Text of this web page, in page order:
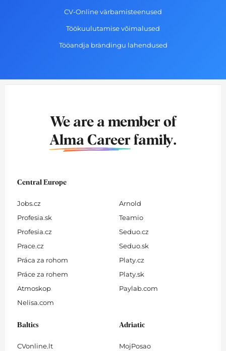
CV-Online värbamisteenused
Töökuulutamise võimalused
Tööandja brändingu lahendused
We are a member of
Alma Career family.
Central Europe
Jobs.cz
Profesia.sk
Profesia.cz
Prace.cz
Práca za rohom
Práce za rohem
Atmoskop
Nelisa.com
Arnold
Teamio
Seduo.cz
Seduo.sk
Platy.cz
Platy.sk
Paylab.com
Baltics
CVonline.lt
Adriatic
MojPosao